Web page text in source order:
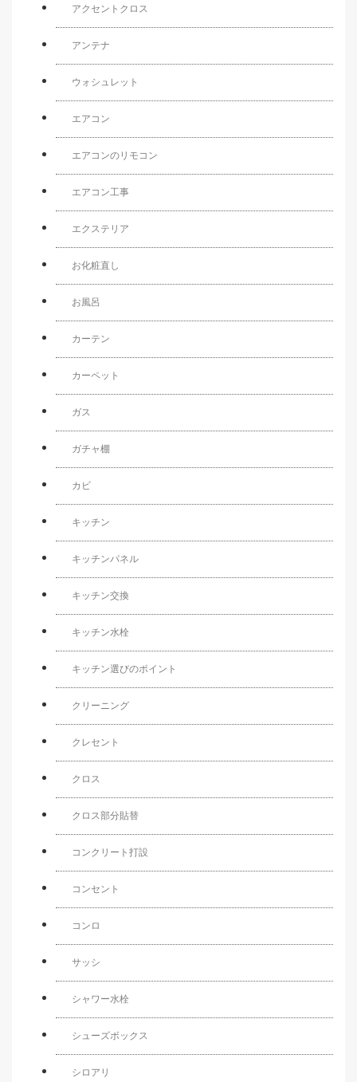
アクセントクロス
アンテナ
ウォシュレット
エアコン
エアコンのリモコン
エアコン工事
エクステリア
お化粧直し
お風呂
カーテン
カーペット
ガス
ガチャ棚
カビ
キッチン
キッチンパネル
キッチン交換
キッチン水栓
キッチン選びのポイント
クリーニング
クレセント
クロス
クロス部分貼替
コンクリート打設
コンセント
コンロ
サッシ
シャワー水栓
シューズボックス
シロアリ